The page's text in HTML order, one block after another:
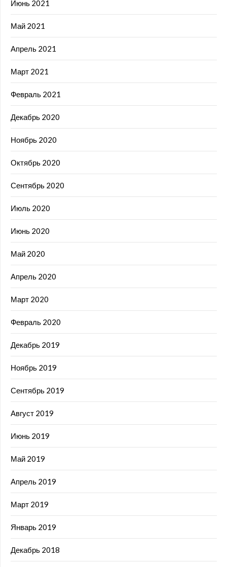
Июнь 2021
Май 2021
Апрель 2021
Март 2021
Февраль 2021
Декабрь 2020
Ноябрь 2020
Октябрь 2020
Сентябрь 2020
Июль 2020
Июнь 2020
Май 2020
Апрель 2020
Март 2020
Февраль 2020
Декабрь 2019
Ноябрь 2019
Сентябрь 2019
Август 2019
Июнь 2019
Май 2019
Апрель 2019
Март 2019
Январь 2019
Декабрь 2018